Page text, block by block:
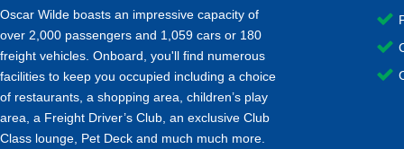
Oscar Wilde boasts an impressive capacity of
over 2,000 passengers and 1,059 cars or 180
freight vehicles. Onboard, you'll find numerous
facilities to keep you occupied including a choice
of restaurants, a shopping area, children’s play
area, a Freight Driver’s Club, an exclusive Club
Class lounge, Pet Deck and much much more.